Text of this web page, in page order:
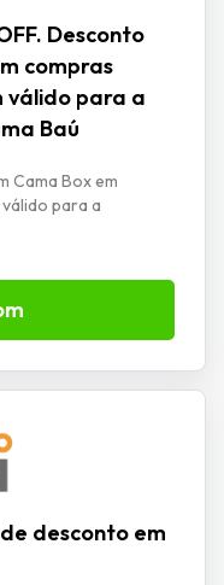
Desconto
compras
válido para a
Baú
Cama Box em
válido para a
desconto em